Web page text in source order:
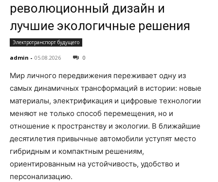
революционный дизайн и
лучшие экологичные решения
Электротранспорт будущего
admin - 05.08.2026 0
Мир личного передвижения переживает одну из
самых динамичных трансформаций в истории: новые
материалы, электрификация и цифровые технологии
меняют не только способ перемещения, но и
отношение к пространству и экологии. В ближайшие
десятилетия привычные автомобили уступят место
гибридным и компактным решениям,
ориентированным на устойчивость, удобство и
персонализацию.